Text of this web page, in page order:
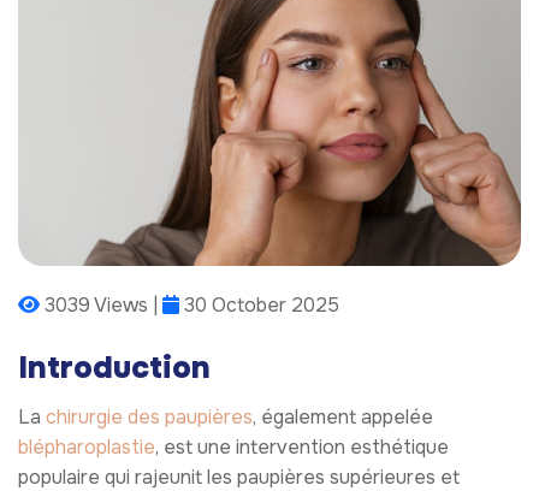
3039 Views | 30 October 2025
Introduction
La chirurgie des paupières, également appelée
blépharoplastie, est une intervention esthétique
populaire qui rajeunit les paupières supérieures et